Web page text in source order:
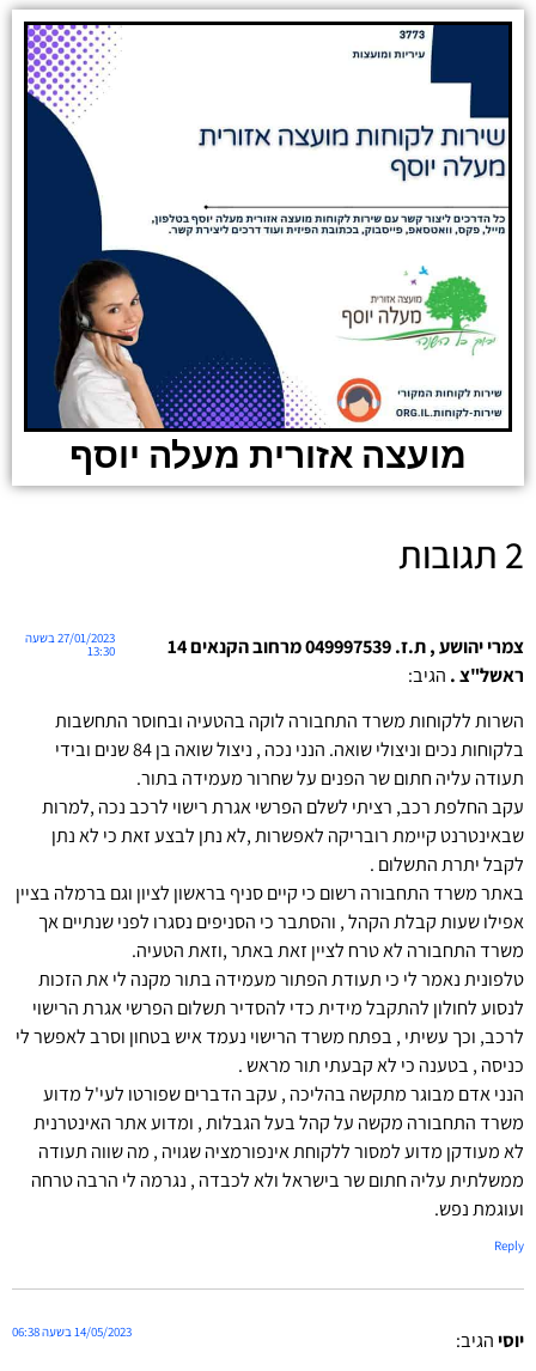
מועצה אזורית מעלה יוסף
2 תגובות
צמרי יהושע , ת.ז. 049997539 מרחוב הקנאים 14
ראשל"צ . הגיב:
27/01/2023 בשעה
13:30
השרות ללקוחות משרד התחבורה לוקה בהטעיה ובחוסר התחשבות
בלקוחות נכים וניצולי שואה. הנני נכה , ניצול שואה בן 84 שנים ובידי
תעודה עליה חתום שר הפנים על שחרור מעמידה בתור.
עקב החלפת רכב, רציתי לשלם הפרשי אגרת רישוי לרכב נכה ,למרות
שבאינטרנט קיימת רובריקה לאפשרות ,לא נתן לבצע זאת כי לא נתן
לקבל יתרת התשלום .
באתר משרד התחבורה רשום כי קיים סניף בראשון לציון וגם ברמלה בציין
אפילו שעות קבלת הקהל , והסתבר כי הסניפים נסגרו לפני שנתיים אך
משרד התחבורה לא טרח לציין זאת באתר ,וזאת הטעיה.
טלפונית נאמר לי כי תעודת הפתור מעמידה בתור מקנה לי את הזכות
לנסוע לחולון להתקבל מידית כדי להסדיר תשלום הפרשי אגרת הרישוי
לרכב, וכך עשיתי , בפתח משרד הרישוי נעמד איש בטחון וסרב לאפשר לי
כניסה , בטענה כי לא קבעתי תור מראש .
הנני אדם מבוגר מתקשה בהליכה , עקב הדברים שפורטו לעי'ל מדוע
משרד התחבורה מקשה על קהל בעל הגבלות , ומדוע אתר האינטרנית
לא מעודקן מדוע למסור ללקוחת אינפורמציה שגויה , מה שווה תעודה
ממשלתית עליה חתום שר בישראל ולא לכבדה , נגרמה לי הרבה טרחה
ועוגמת נפש.
Reply
יוסיהגיב: 14/05/2023 בשעה 06:38